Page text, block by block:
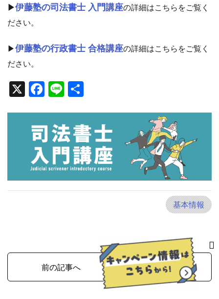
▶︎伊藤塾の司法書士 入門講座の詳細はこちらをご覧く
ださい。
▶︎伊藤塾の行政書士 合格講座の詳細はこちらをご覧く
ださい。
X Facebook
Line
基本情報
前の記事へ 次の記事へ